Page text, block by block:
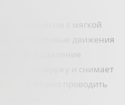
с мягкой
круговые движения
Лёгкое давление
путь наружу и снимает
можно проводить
минуты.